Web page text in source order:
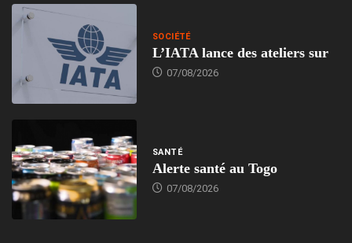
SOCIÉTÉ
L’IATA lance des ateliers sur
07/08/2026
SANTÉ
Alerte santé au Togo
07/08/2026